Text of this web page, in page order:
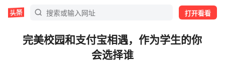
打开看看
完美校园和支付宝相遇，作为学生的你
会选择谁